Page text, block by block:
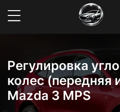
Регулировка
колес (передняя
Mazda 3 MPS